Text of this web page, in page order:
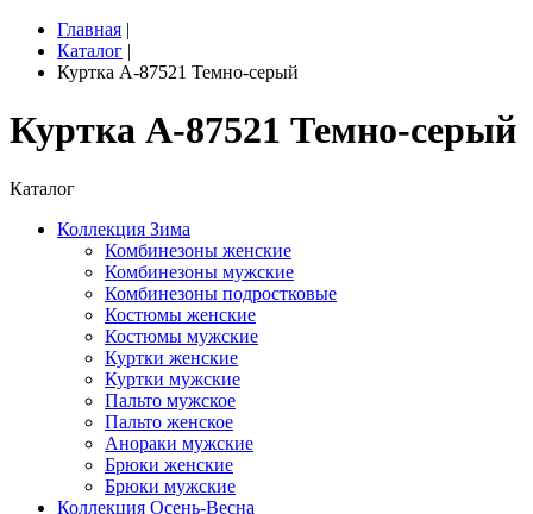
Главная |
Каталог |
Куртка A-87521 Темно-серый
Куртка A-87521 Темно-серый
Каталог
Коллекция Зима
Комбинезоны женские
Комбинезоны мужские
Комбинезоны подростковые
Костюмы женские
Костюмы мужские
Куртки женские
Куртки мужские
Пальто мужское
Пальто женское
Анораки мужские
Брюки женские
Брюки мужские
Коллекция Осень-Весна